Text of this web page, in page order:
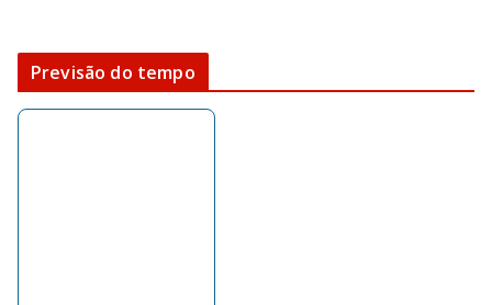
Previsão do tempo